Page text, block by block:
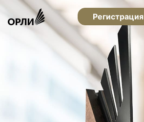
Регистрация